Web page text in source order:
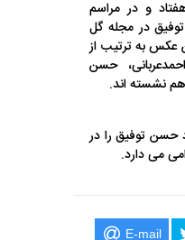
و در مراسم
در مجله گل
عکس به ترتیب از
حسن
هم نشسته اند.
حسن توفیق را در
می دارد.
E-mail